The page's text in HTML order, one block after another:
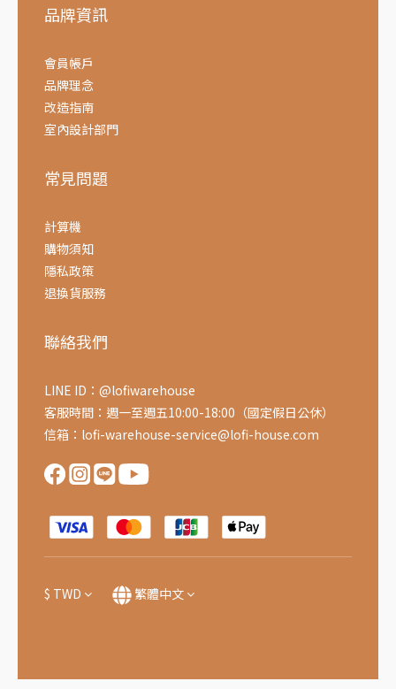
品牌資訊
會員帳戶
品牌理念
改造指南
室內設計部門
常見問題
計算機
購物須知
隱私政策
退換貨服務
聯絡我們
LINE ID：@lofiwarehouse
客服時間：週一至週五10:00-18:00（國定假日公休）
信箱：lofi-warehouse-service@lofi-house.com
$ TWD 繁體中文